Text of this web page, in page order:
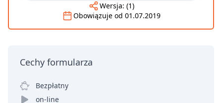
Wersja: (1)
Obowiązuje od 01.07.2019
Cechy formularza
Bezpłatny
on-line